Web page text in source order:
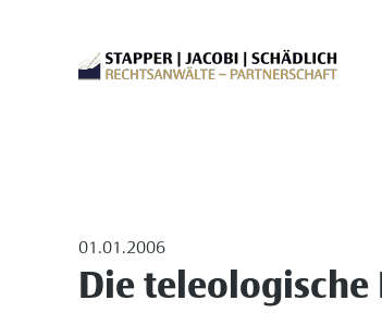
01.01.2006
Die teleologische